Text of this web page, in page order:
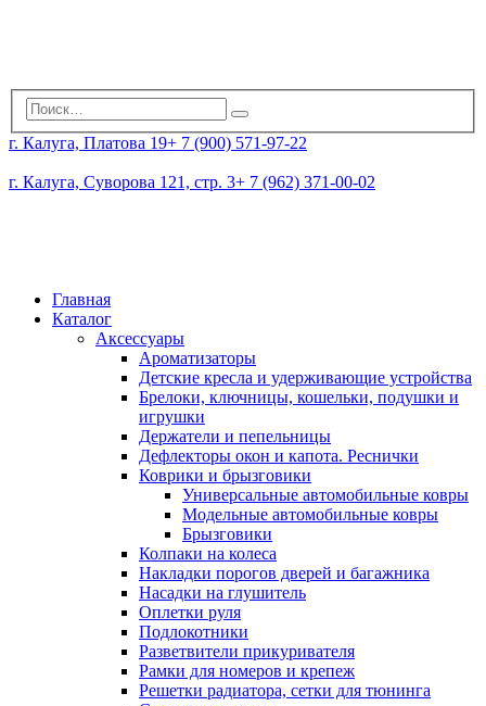
г. Калуга, Платова 19+ 7 (900) 571-97-22
г. Калуга, Суворова 121, стр. 3+ 7 (962) 371-00-02
Главная
Каталог
Аксессуары
Ароматизаторы
Детские кресла и удерживающие устройства
Брелоки, ключницы, кошельки, подушки и
игрушки
Держатели и пепельницы
Дефлекторы окон и капота. Реснички
Коврики и брызговики
Универсальные автомобильные ковры
Модельные автомобильные ковры
Брызговики
Колпаки на колеса
Накладки порогов дверей и багажника
Насадки на глушитель
Оплетки руля
Подлокотники
Разветвители прикуривателя
Рамки для номеров и крепеж
Решетки радиатора, сетки для тюнинга